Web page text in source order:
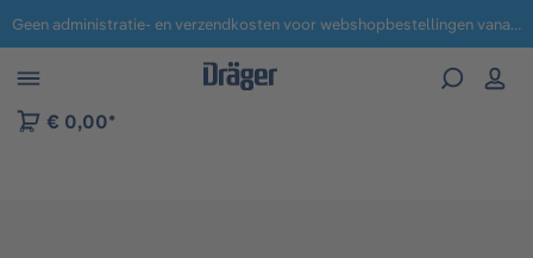
naar navigatie B2B-platform Geen administratie- en verzendkosten voor webshopbestellingen vanaf € 100,-.
€ 0,00*